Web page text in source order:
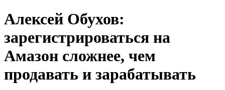
Алексей Обухов:
зарегистрироваться на
Амазон сложнее, чем
продавать и зарабатывать